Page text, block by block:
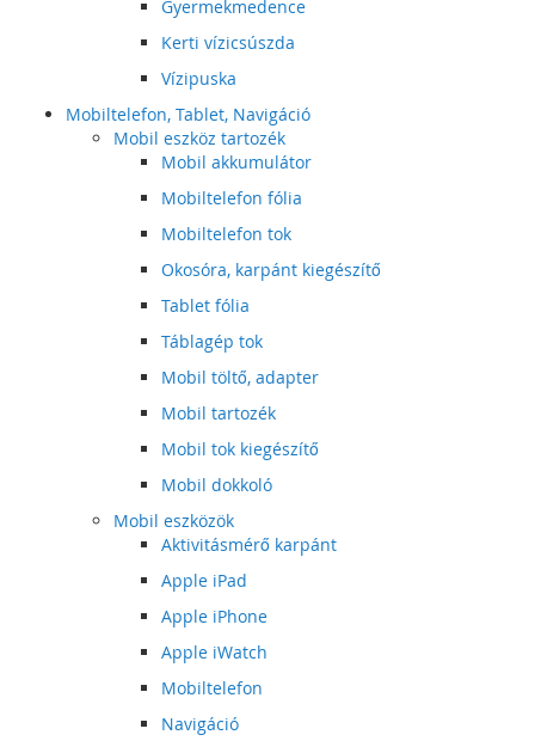
Gyermekmedence
Kerti vízicsúszda
Vízipuska
Mobiltelefon, Tablet, Navigáció
Mobil eszköz tartozék
Mobil akkumulátor
Mobiltelefon fólia
Mobiltelefon tok
Okosóra, karpánt kiegészítő
Tablet fólia
Táblagép tok
Mobil töltő, adapter
Mobil tartozék
Mobil tok kiegészítő
Mobil dokkoló
Mobil eszközök
Aktivitásmérő karpánt
Apple iPad
Apple iPhone
Apple iWatch
Mobiltelefon
Navigáció